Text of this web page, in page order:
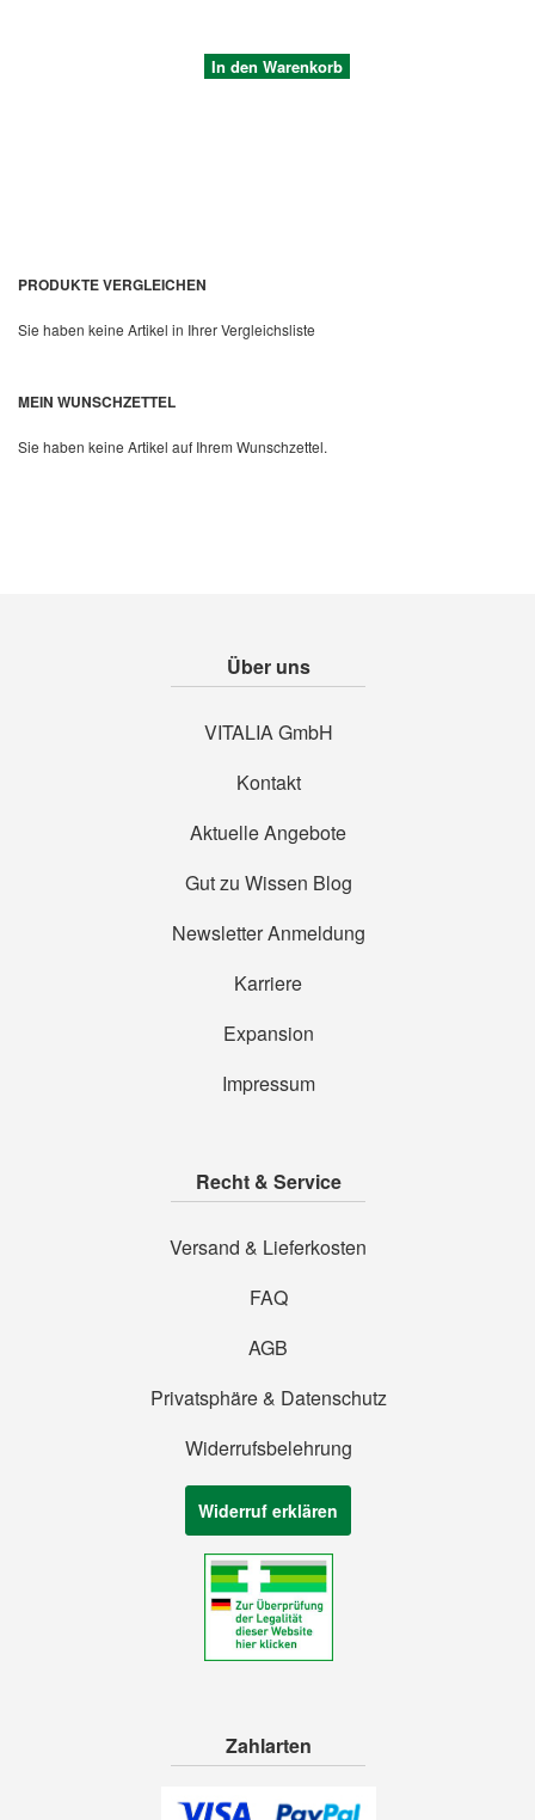
Quickview
In den Warenkorb
PRODUKTE VERGLEICHEN
Sie haben keine Artikel in Ihrer Vergleichsliste
MEIN WUNSCHZETTEL
Sie haben keine Artikel auf Ihrem Wunschzettel.
Über uns
VITALIA GmbH
Kontakt
Aktuelle Angebote
Gut zu Wissen Blog
Newsletter Anmeldung
Karriere
Expansion
Impressum
Recht & Service
Versand & Lieferkosten
FAQ
AGB
Privatsphäre & Datenschutz
Widerrufsbelehrung
Widerruf erklären
Zahlarten